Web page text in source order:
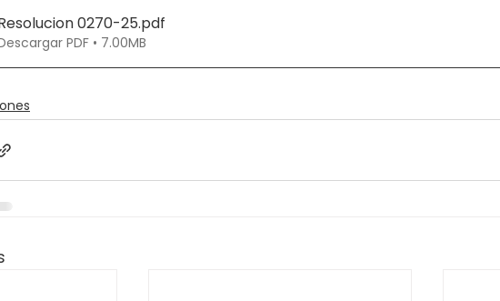
0270-25.pdf
PDF • 7.00MB